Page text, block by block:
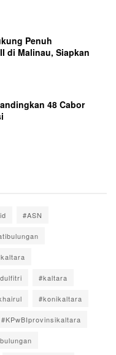
Penuh
di Malinau, Siapkan
48 Cabor
#ASN
#kaltara
#konikaltara
#KPwBIprovinsikaltara